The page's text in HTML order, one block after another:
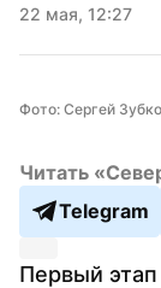
22 мая, 12:27
Фото: Сергей
Читать
Telegram
Первый этап